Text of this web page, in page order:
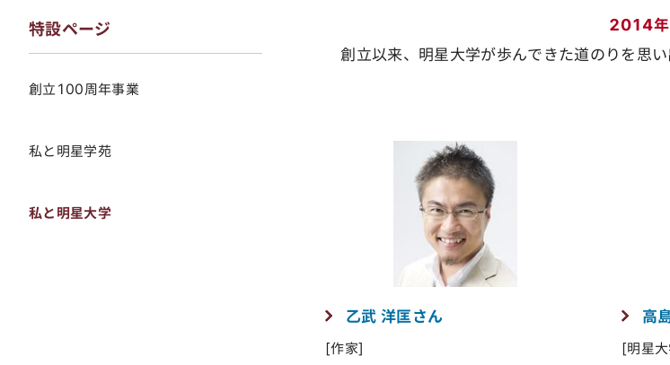
2014年
創立以来、明星大学が歩んできた道のりを思
乙武 洋匡さん
[作家]
高
[明星
特設ページ
創立100周年事業
私と明星学苑
私と明星大学